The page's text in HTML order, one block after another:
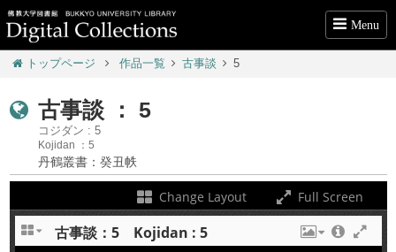
Menu
トップページ 作品一覧 古事談 5
古事談 ： 5
コジダン : 5
Kojidan ：5
丹鶴叢書：癸丑帙
Change Layout Full Screen
古事談：5 Kojidan : 5